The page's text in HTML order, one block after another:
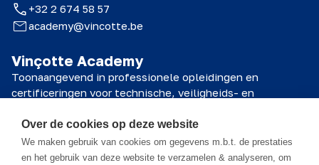
Vinçotte Academy
Toonaangevend in professionele opleidingen en
certificeringen voor technische, veiligheids- en
© 2026 Vinçotte Academy
+32 2 674 58 57
academy@vincotte.be
Over de cookies op deze website
We maken gebruik van cookies om gegevens m.b.t. de prestaties
en het gebruik van deze website te verzamelen & analyseren, om